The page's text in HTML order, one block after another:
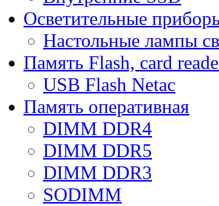
Осветительные
Настольные лампы
Память Flash, card
USB Flash Netac
Память оперативная
DIMM DDR4
DIMM DDR5
DIMM DDR3
SODIMM